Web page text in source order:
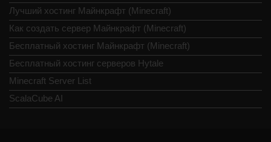
Лучший хостинг Майнкрафт (Minecraft)
Как создать сервер Майнкрафт (Minecraft)
Бесплатный хостинг Майнкрафт (Minecraft)
Бесплатный хостинг серверов Hytale
Minecraft Server List
ScalaCube AI